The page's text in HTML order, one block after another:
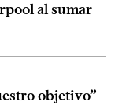
al sumar
objetivo”